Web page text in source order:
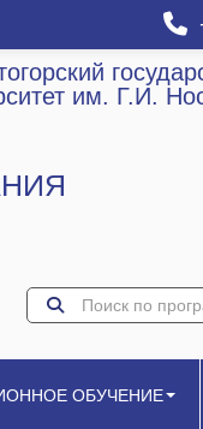
им. Г.И.
ОБУЧЕНИЕ